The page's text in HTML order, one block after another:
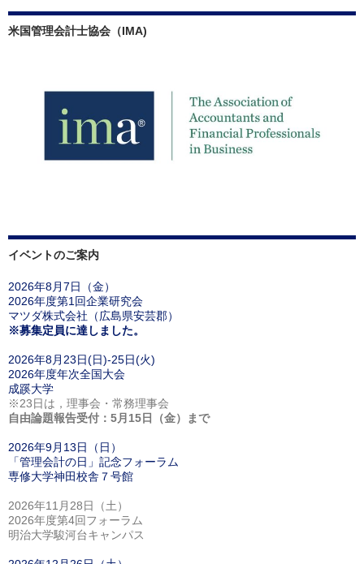
米国管理会計士協会（IMA)
イベントのご案内
2026年8月7日（金）
2026年度第1回企業研究会
マツダ株式会社（広島県安芸郡）
※募集定員に達しました。
2026年8月23日(日)-25日(火)
2026年度年次全国大会
成蹊大学
※23日は，理事会・常務理事会
自由論題報告受付：5月15日（金）まで
2026年9月13日（日）
「管理会計の日」記念フォーラム
専修大学神田校舎７号館
2026年11月28日（土）
2026年度第4回フォーラム
明治大学駿河台キャンパス